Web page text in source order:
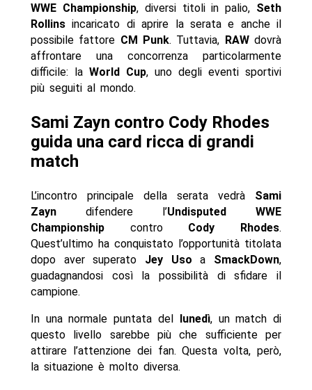
WWE Championship, diversi titoli in palio, Seth
Rollinsincaricato di aprire la serata e anche il
possibile fattore CM Punk. Tuttavia, RAWdovrà
affrontare una concorrenza particolarmente
difficile: la World Cup, uno degli eventi sportivi
più seguiti al mondo.
Sami Zayn contro Cody Rhodes
guida una card ricca di grandi
match
L’incontro principale della serata vedrà Sami
Zayndifendere l’Undisputed WWE
Championshipcontro Cody Rhodes.
Quest’ultimo ha conquistato l’opportunità titolata
dopo aver superato Jey Uso a SmackDown,
guadagnandosi così la possibilità di sfidare il
campione.
In una normale puntata del lunedì, un match di
questo livello sarebbe più che sufficiente per
attirare l’attenzione dei fan. Questa volta, però,
la situazione è molto diversa.